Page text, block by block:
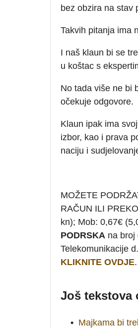
bez obzira na stav
Takvih pitanja ima
I naš klaun bi se
u koštac s
No tada više ne bi
očekuje odgovore.
Klaun ipak ima
izbor, kao i prava
naciju i
MOŽETE
RAČUN ILI
kn); Mob: 0,67€
PODRSKA na broj
Telekomunikacije
KLIKNITE OVDJE.
Još tekstova
• Majkama bi